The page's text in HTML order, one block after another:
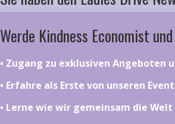
Werde Kindness Economist
•⁠ ⁠⁠Zugang zu exklusiven Angeboten
•⁠ ⁠⁠Erfahre als Erste von unseren
•⁠ ⁠⁠Lerne wie wir gemeinsam die